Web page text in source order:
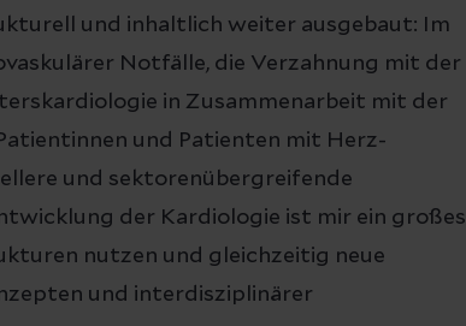
und inhaltlich weiter ausgebaut: Im
Notfälle, die Verzahnung mit der
in Zusammenarbeit mit der
und Patienten mit Herz-
und sektorenübergreifende
der Kardiologie ist mir ein großes
nutzen und gleichzeitig neue
und interdisziplinärer